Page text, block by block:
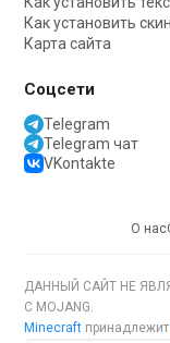
Как установить
Карта сайта
Соцсети
Telegram
Telegram чат
VKontakte
О нас
ДАННЫЙ САЙТ НЕ
С MOJANG.
Minecraft принадлежит